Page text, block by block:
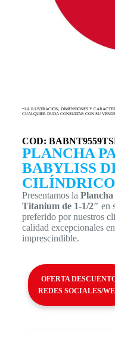
*LA ILUSTRACIÓN, DIMENSIONES Y
CUALQUIER DUDA CONSULTAR CON SU
COD:
PLANCHA
BABYLISS
CILÍNDRICO
Presentamos la
Titanium de 1-1/2″ en
preferido por nuestros
calidad excepcionales
imprescindible.
OFERTA
REDES SOCIALES/